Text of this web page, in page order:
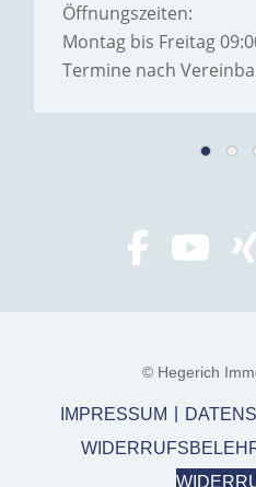
Öffnungszeiten:
Montag bis Freitag
Termine nach
© Hegerich
IMPRESSUM